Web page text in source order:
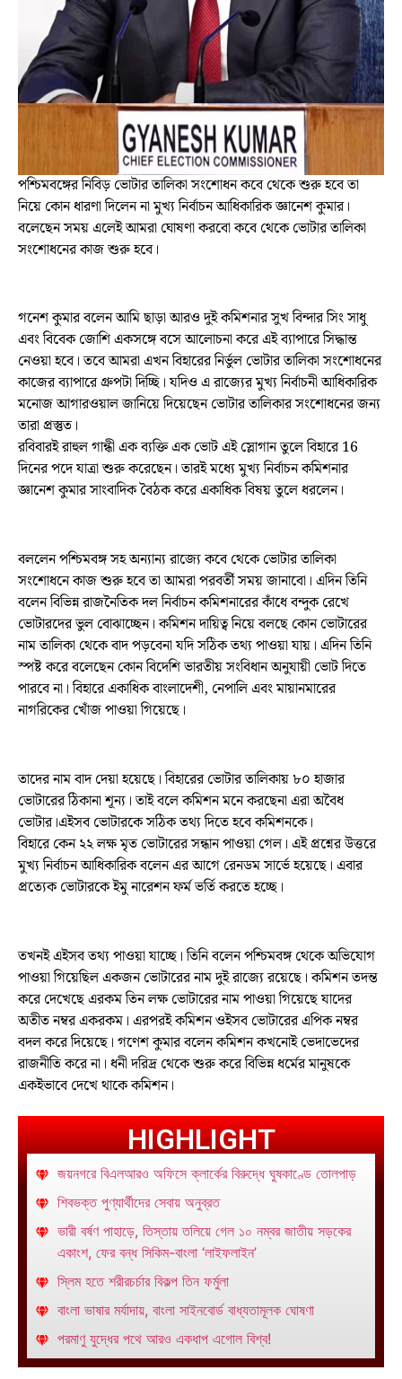
পশ্চিমবঙ্গের নিবিড় ভোটার তালিকা সংশোধন কবে থেকে শুরু হবে তা
নিয়ে কোন ধারণা দিলেন না মুখ্য নির্বাচন আধিকারিক জ্ঞানেশ কুমার।
বলেছেন সময় এলেই আমরা ঘোষণা করবো কবে থেকে ভোটার তালিকা
সংশোধনের কাজ শুরু হবে।
গনেশ কুমার বলেন আমি ছাড়া আরও দুই কমিশনার সুখ বিন্দার সিং সাধু
এবং বিবেক জোশি একসঙ্গে বসে আলোচনা করে এই ব্যাপারে সিদ্ধান্ত
নেওয়া হবে। তবে আমরা এখন বিহারের নির্ভুল ভোটার তালিকা সংশোধনের
কাজের ব্যাপারে গ্রুপটা দিচ্ছি। যদিও এ রাজ্যের মুখ্য নির্বাচনী আধিকারিক
মনোজ আগারওয়াল জানিয়ে দিয়েছেন ভোটার তালিকার সংশোধনের জন্য
তারা প্রস্তুত।
রবিবারই রাহুল গান্ধী এক ব্যক্তি এক ভোট এই স্লোগান তুলে বিহারে 16
দিনের পদে যাত্রা শুরু করেছেন। তারই মধ্যে মুখ্য নির্বাচন কমিশনার
জ্ঞানেশ কুমার সাংবাদিক বৈঠক করে একাধিক বিষয় তুলে ধরলেন।
বললেন পশ্চিমবঙ্গ সহ অন্যান্য রাজ্যে কবে থেকে ভোটার তালিকা
সংশোধনে কাজ শুরু হবে তা আমরা পরবর্তী সময় জানাবো। এদিন তিনি
বলেন বিভিন্ন রাজনৈতিক দল নির্বাচন কমিশনারের কাঁধে বন্দুক রেখে
ভোটারদের ভুল বোঝাচ্ছেন। কমিশন দায়িত্ব নিয়ে বলছে কোন ভোটারের
নাম তালিকা থেকে বাদ পড়বেনা যদি সঠিক তথ্য পাওয়া যায়। এদিন তিনি
স্পষ্ট করে বলেছেন কোন বিদেশি ভারতীয় সংবিধান অনুযায়ী ভোট দিতে
পারবে না। বিহারে একাধিক বাংলাদেশী, নেপালি এবং মায়ানমারের
নাগরিকের খোঁজ পাওয়া গিয়েছে।
তাদের নাম বাদ দেয়া হয়েছে। বিহারের ভোটার তালিকায় ৮০ হাজার
ভোটারের ঠিকানা শূন্য। তাই বলে কমিশন মনে করছেনা এরা অবৈধ
ভোটার।এইসব ভোটারকে সঠিক তথ্য দিতে হবে কমিশনকে।
বিহারে কেন ২২ লক্ষ মৃত ভোটারের সন্ধান পাওয়া গেল। এই প্রশ্নের উত্তরে
মুখ্য নির্বাচন আধিকারিক বলেন এর আগে রেনডম সার্ভে হয়েছে। এবার
প্রত্যেক ভোটারকে ইমু নারেশন ফর্ম ভর্তি করতে হচ্ছে।
তখনই এইসব তথ্য পাওয়া যাচ্ছে। তিনি বলেন পশ্চিমবঙ্গ থেকে অভিযোগ
পাওয়া গিয়েছিল একজন ভোটারের নাম দুই রাজ্যে রয়েছে। কমিশন তদন্ত
করে দেখেছে এরকম তিন লক্ষ ভোটারের নাম পাওয়া গিয়েছে যাদের
অতীত নম্বর একরকম। এরপরই কমিশন ওইসব ভোটারের এপিক নম্বর
বদল করে দিয়েছে। গণেশ কুমার বলেন কমিশন কখনোই ভেদাভেদের
রাজনীতি করে না। ধনী দরিদ্র থেকে শুরু করে বিভিন্ন ধর্মের মানুষকে
একইভাবে দেখে থাকে কমিশন।
HIGHLIGHT
জয়নগরে বিএলআরও অফিসে ক্লার্কের বিরুদ্ধে ঘুষকাণ্ডে তোলপাড়
শিবভক্ত পুণ্যার্থীদের সেবায় অনুব্রত
ভারী বর্ষণ পাহাড়ে, তিস্তায় তলিয়ে গেল ১০ নম্বর জাতীয় সড়কের
একাংশ, ফের বন্ধ সিকিম-বাংলা ‘লাইফলাইন’
স্লিম হতে শরীরচর্চার বিকল্প তিন ফর্মুলা
বাংলা ভাষার মর্যাদায়, বাংলা সাইনবোর্ড বাধ্যতামূলক ঘোষণা
পরমাণু যুদ্ধের পথে আরও একধাপ এগোল বিশ্ব!